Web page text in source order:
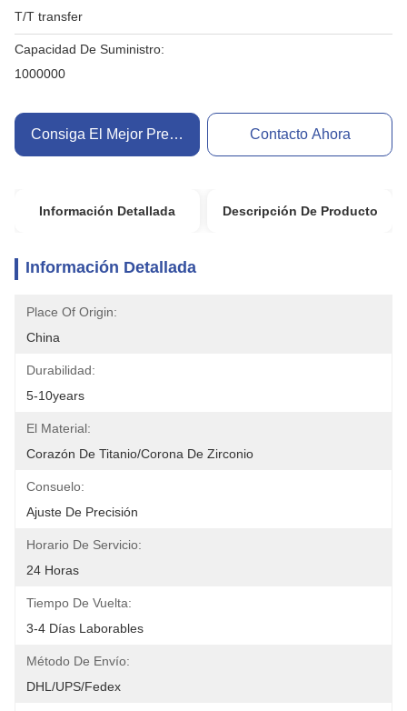
T/T transfer
Capacidad De Suministro:
1000000
Consiga El Mejor Precio Contacto Ahora
Información Detallada Descripción De Producto
Información Detallada
Place Of Origin:
China
Durabilidad:
5-10years
El Material:
Corazón De Titanio/corona De Zirconio
Consuelo:
Ajuste De Precisión
Horario De Servicio:
24 Horas
Tiempo De Vuelta:
3-4 Días Laborables
Método De Envío:
DHL/UPS/Fedex